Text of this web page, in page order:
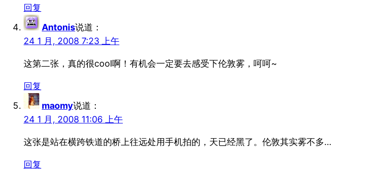
回复
Antonis说道：
24 1 月, 2008 7:23 上午
这第二张，真的很cool啊！有机会一定要去感受下伦敦雾，呵呵~
回复
maomy说道：
24 1 月, 2008 11:06 上午
这张是站在横跨铁道的桥上往远处用手机拍的，天已经黑了。伦敦其实雾不多…
回复